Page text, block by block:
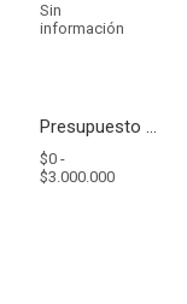
Sin
información
Presupuesto - Ingresos
$0 -
$3.000.000